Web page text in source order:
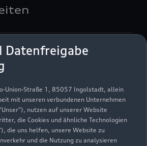
Datenfreigabe
Union-Straße 1, 85057 Ingolstadt, allein
mit unseren verbundenen Unternehmen
nutzen auf unserer Website
die Cookies und ähnliche Technologien
die uns helfen, unsere Website zu
und die Nutzung zu analysieren
Montag 07:00
,öffnet amMontag 07:30